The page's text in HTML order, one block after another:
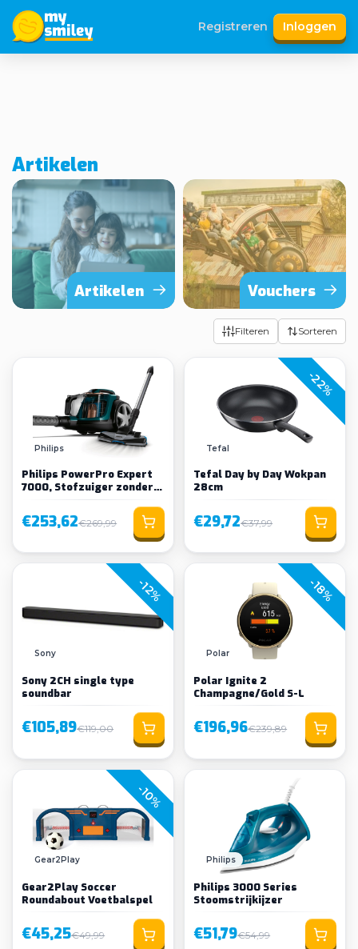
Registreren Inloggen
Artikelen
Artikelen Vouchers
Filteren Sorteren
Philips
Philips PowerPro Expert
7000, Stofzuiger zonder
€253,62€269,99
-22%
Tefal
Tefal Day by Day Wokpan
28cm
€29,72€37,99
-12%
Sony
Sony 2CH single type
soundbar
€105,89€119,00
-18%
Polar
Polar Ignite 2
Champagne/Gold S-L
€196,96€239,89
-10%
Gear2Play
Gear2Play Soccer
Roundabout Voetbalspel
€45,25€49,99
Philips
Philips 3000 Series
Stoomstrijkijzer
€51,79€54,99